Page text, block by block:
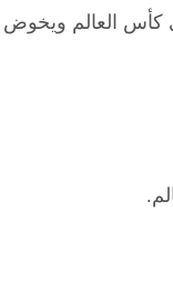
مواجهات دور المجموعات في